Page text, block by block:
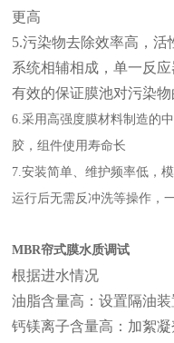
更高
5.污染物去除效率高，
系统相辅相成，单一反
有效的保证膜池对污染
6.采用高强度膜材料制造的
胶，组件使用寿命长
7.安装简单、维护频率低，
运行后无需反冲洗等操作，
MBR帘式膜水质调试
根据进水情况
油脂含量高：设置隔油装
钙镁离子含量高：加絮